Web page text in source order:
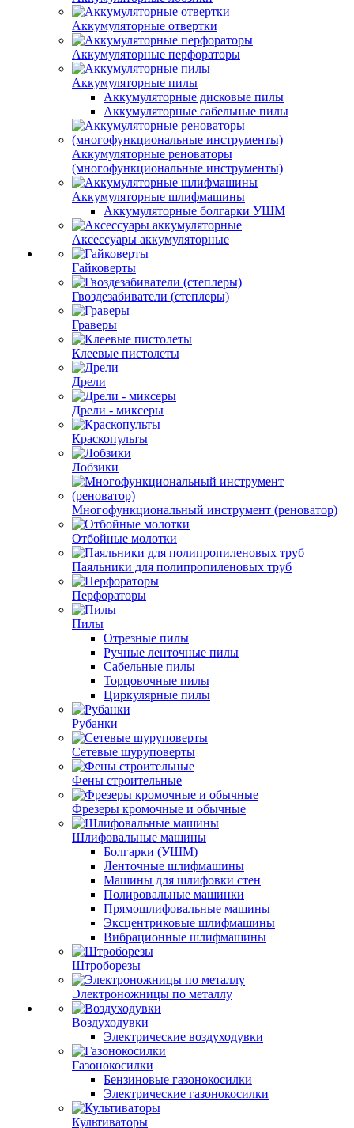
Аккумуляторные отвертки
Аккумуляторные перфораторы
Аккумуляторные пилы
Аккумуляторные дисковые пилы
Аккумуляторные сабельные пилы
Аккумуляторные реноваторы
(многофункциональные инструменты)
Аккумуляторные шлифмашины
Аккумуляторные болгарки УШМ
Аксессуары аккумуляторные
Гайковерты
Гвоздезабиватели (степлеры)
Граверы
Клеевые пистолеты
Дрели
Дрели - миксеры
Краскопульты
Лобзики
Многофункциональный инструмент (реноватор)
Отбойные молотки
Паяльники для полипропиленовых труб
Перфораторы
Пилы
Отрезные пилы
Ручные ленточные пилы
Сабельные пилы
Торцовочные пилы
Циркулярные пилы
Рубанки
Сетевые шуруповерты
Фены строительные
Фрезеры кромочные и обычные
Шлифовальные машины
Болгарки (УШМ)
Ленточные шлифмашины
Машины для шлифовки стен
Полировальные машинки
Прямошлифовальные машины
Эксцентриковые шлифмашины
Вибрационные шлифмашины
Штроборезы
Электроножницы по металлу
Воздуходувки
Электрические воздуходувки
Газонокосилки
Бензиновые газонокосилки
Электрические газонокосилки
Культиваторы